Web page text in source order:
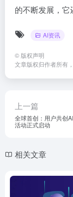
的不断发展，它
AI资讯
© 版权声明
文章版权归作者所有
上一篇
全球首创：用户共创
活动正式启动
相关文章